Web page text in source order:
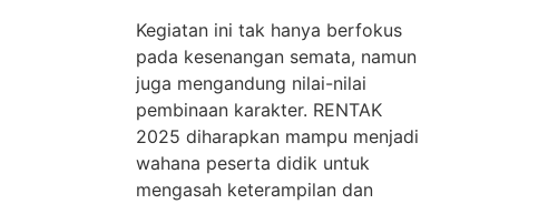
Kegiatan ini tak hanya berfokus
pada kesenangan semata, namun
juga mengandung nilai-nilai
pembinaan karakter. RENTAK
2025 diharapkan mampu menjadi
wahana peserta didik untuk
mengasah keterampilan dan